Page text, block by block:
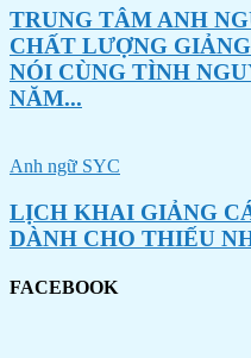
TRUNG TÂM ANH
CHẤT LƯỢNG
NÓI CÙNG TÌNH
NĂM...
Anh ngữ SYC
LỊCH KHAI GIẢNG
DÀNH CHO THIẾU
FACEBOOK